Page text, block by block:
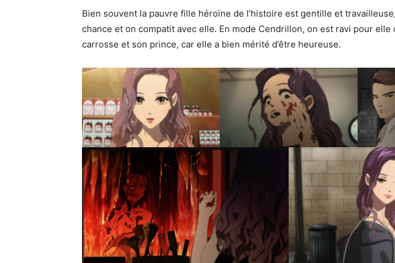
Bien souvent la pauvre fille héroïne de l’histoire est gentille et travailleuse,
chance et on compatit avec elle. En mode Cendrillon, on est ravi pour elle
carrosse et son prince, car elle a bien mérité d’être heureuse.